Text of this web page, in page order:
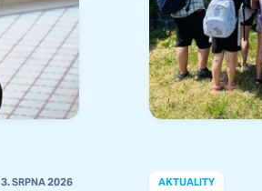
3. SRPNA 2026 AKTUALITY